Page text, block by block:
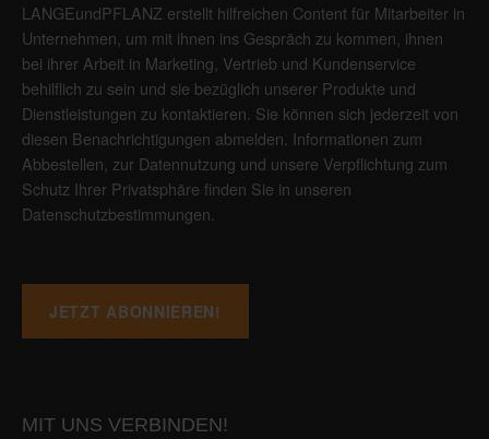
LANGEundPFLANZ erstellt hilfreichen Content für Mitarbeiter in
Unternehmen, um mit ihnen ins Gespräch zu kommen, ihnen
bei ihrer Arbeit in Marketing, Vertrieb und Kundenservice
behilflich zu sein und sie bezüglich unserer Produkte und
Dienstleistungen zu kontaktieren. Sie können sich jederzeit von
diesen Benachrichtigungen abmelden. Informationen zum
Abbestellen, zur Datennutzung und unsere Verpflichtung zum
Schutz Ihrer Privatsphäre finden Sie in unseren
Datenschutzbestimmungen
MIT UNS VERBINDEN!